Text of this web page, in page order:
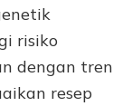
risiko
dengan tren
resep